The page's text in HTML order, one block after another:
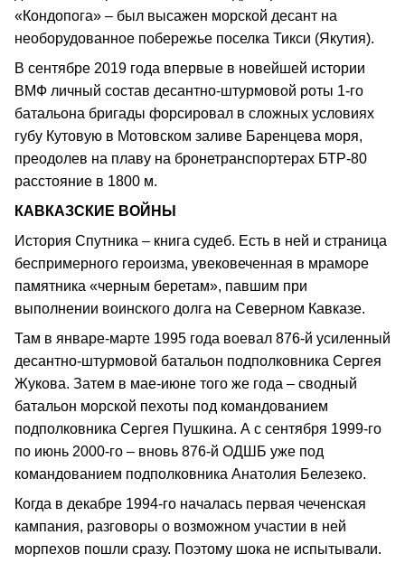
«Кондопога» – был высажен морской десант на
необорудованное побережье поселка Тикси (Якутия).
В сентябре 2019 года впервые в новейшей истории
ВМФ личный состав десантно-штурмовой роты 1-го
батальона бригады форсировал в сложных условиях
губу Кутовую в Мотовском заливе Баренцева моря,
преодолев на плаву на бронетранспортерах БТР-80
расстояние в 1800 м.
КАВКАЗСКИЕ ВОЙНЫ
История Спутника – книга судеб. Есть в ней и страница
беспримерного героизма, увековеченная в мраморе
памятника «черным беретам», павшим при
выполнении воинского долга на Северном Кавказе.
Там в январе-марте 1995 года воевал 876-й усиленный
десантно-штурмовой батальон подполковника Сергея
Жукова. Затем в мае-июне того же года – сводный
батальон морской пехоты под командованием
подполковника Сергея Пушкина. А с сентября 1999-го
по июнь 2000-го – вновь 876-й ОДШБ уже под
командованием подполковника Анатолия Белезеко.
Когда в декабре 1994-го началась первая чеченская
кампания, разговоры о возможном участии в ней
морпехов пошли сразу. Поэтому шока не испытывали.